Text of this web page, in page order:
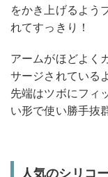
をかき上げるよう
れてすっきり！
アームがほどよく
サージされている
先端はツボにフィ
い形で使い勝手抜
人気のシリコ